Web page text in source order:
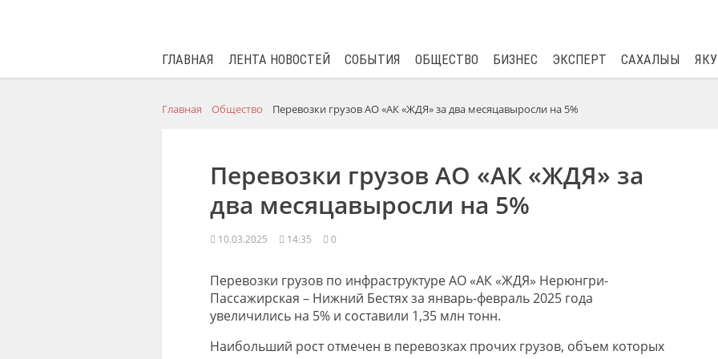
ГЛАВНАЯ ЛЕНТА НОВОСТЕЙ СОБЫТИЯ ОБЩЕСТВО БИЗНЕС ЭКСПЕРТ САХАЛЫЫ
Главная Общество Перевозки грузов АО «АК «ЖДЯ» за два месяцавыросли на 5%
Перевозки грузов АО «АК «ЖДЯ» за
два месяцавыросли на 5%
10.03.2025 14:35 0
Перевозки грузов по инфраструктуреАО «АК «ЖДЯ» Нерюнгри-
Пассажирская – Нижний Бестяхза январь-февраль 2025года
увеличились на 5% и составили 1,35 млн тонн.
Наибольший ростотмечен в перевозках прочих грузов, объем которых